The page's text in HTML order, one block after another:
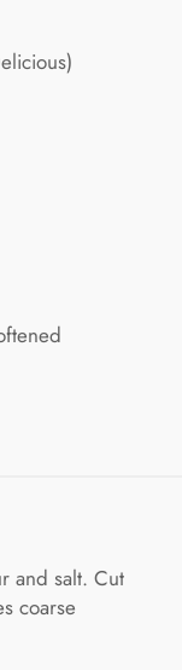
and salt. Cut
coarse